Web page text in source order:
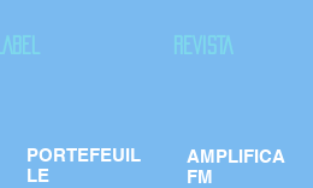
LABEL REVISTA
PORTEFEUIL
LE
AMPLIFICA
FM